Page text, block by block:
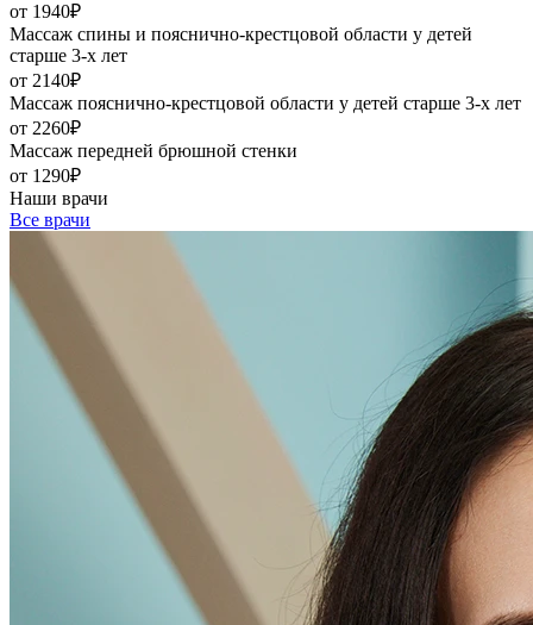
от 1940₽
Массаж спины и пояснично-крестцовой области у детей
старше 3-х лет
от 2140₽
Массаж пояснично-крестцовой области у детей старше 3-х лет
от 2260₽
Массаж передней брюшной стенки
от 1290₽
Наши врачи
Все врачи